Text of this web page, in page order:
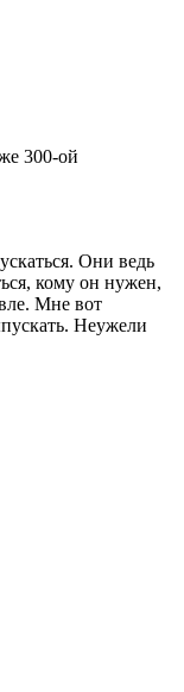
300-ой
Они ведь
кому он нужен,
Мне вот
Неужели